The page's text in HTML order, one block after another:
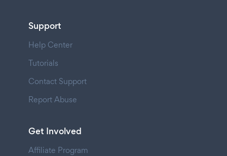
Support
Help Center
Tutorials
Contact Support
Report Abuse
Get Involved
Affiliate Program